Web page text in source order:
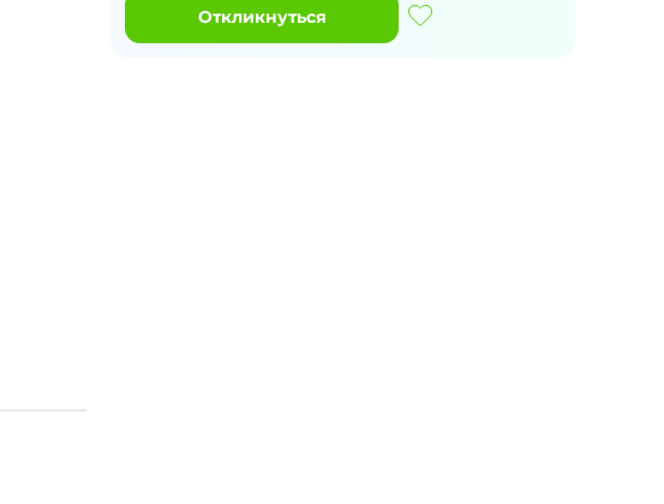
Откликнуться